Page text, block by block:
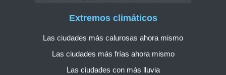
Extremos climáticos
Las ciudades más calurosas ahora mismo
Las ciudades más frías ahora mismo
Las ciudades con más lluvia